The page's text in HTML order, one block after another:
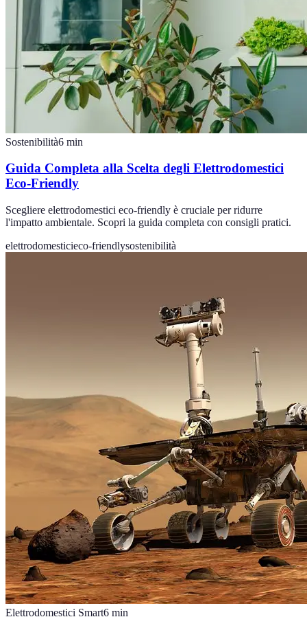
Sostenibilità6 min
Guida Completa alla Scelta degli Elettrodomestici
Eco-Friendly
Scegliere elettrodomestici eco-friendly è cruciale per ridurre
l'impatto ambientale. Scopri la guida completa con consigli pratici.
elettrodomesticieco-friendlysostenibilità
Elettrodomestici Smart6 min